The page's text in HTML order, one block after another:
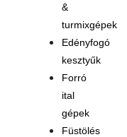
&
turmixgépek
Edényfogó
kesztyűk
Forró
ital
gépek
Füstölés